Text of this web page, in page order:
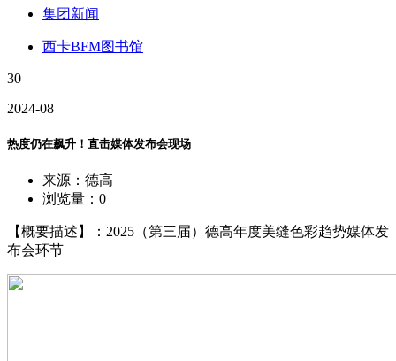
集团新闻
西卡BFM图书馆
30
2024-08
热度仍在飙升！直击媒体发布会现场
来源：德高
浏览量： 0
【概要描述】：2025（第三届）德高年度美缝色彩趋势媒体发
布会环节